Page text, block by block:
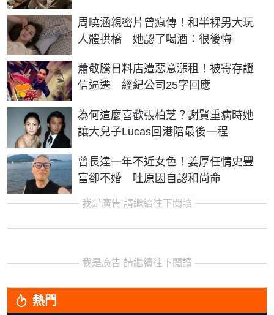
周曉涵親密片曾瘋傳！和半裸男大玩
人體拱橋 她認了喝酒：很後悔
蕭敬騰日料店遭惡意漲租！被寄存證
信逼遷 經紀公司25字回應
為何這麼喜歡張柏芝？謝賢重病時她
讓大兒子Lucas回港陪最後一程
曾長達一年不近女色！姜厚任情史豐
富卻不婚 吐原因自認和尚命
我是廣告 請繼續往下閱讀
我是廣告 請繼續往下閱讀
熱門